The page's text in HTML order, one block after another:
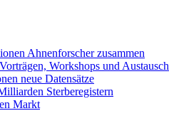
Ahnenforscher zusammen
Workshops und Austausch
neue Datensätze
Sterberegistern
Markt